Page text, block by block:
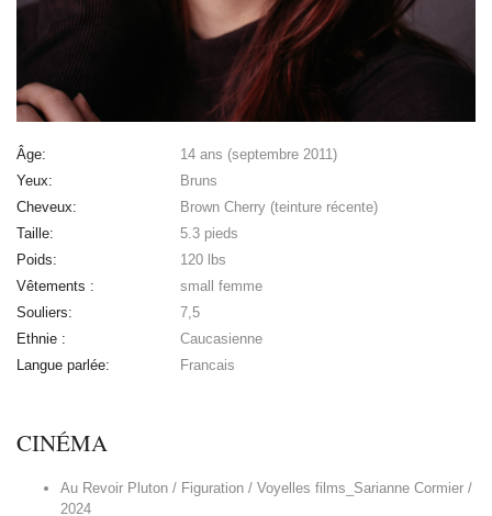
Âge:
14 ans (septembre 2011)
Yeux:
Bruns
Cheveux:
Brown Cherry (teinture récente)
Taille:
5.3 pieds
Poids:
120 lbs
Vêtements :
small femme
Souliers:
7,5
Ethnie :
Caucasienne
Langue parlée:
Francais
CINÉMA
Au Revoir Pluton / Figuration / Voyelles films_Sarianne Cormier /
2024